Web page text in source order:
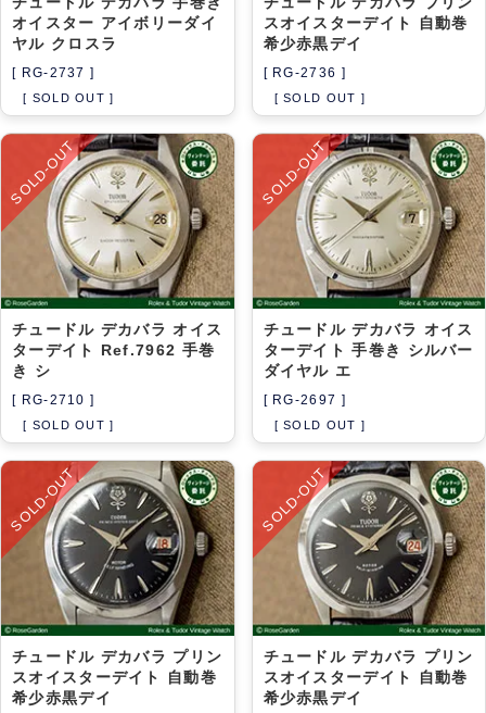
オイスター アイボリーダイ
ヤル クロスラ
[ RG-2737 ]
[ SOLD OUT ]
スオイスターデイト 自動巻
希少赤黒デイ
[ RG-2736 ]
[ SOLD OUT ]
SOLD-OUT
チュードル デカバラ オイス
ターデイト Ref.7962 手巻
き シ
[ RG-2710 ]
[ SOLD OUT ]
SOLD-OUT
チュードル デカバラ オイス
ターデイト 手巻き シルバー
ダイヤル エ
[ RG-2697 ]
[ SOLD OUT ]
SOLD-OUT
チュードル デカバラ プリン
スオイスターデイト 自動巻
希少赤黒デイ
SOLD-OUT
チュードル デカバラ プリン
スオイスターデイト 自動巻
希少赤黒デイ